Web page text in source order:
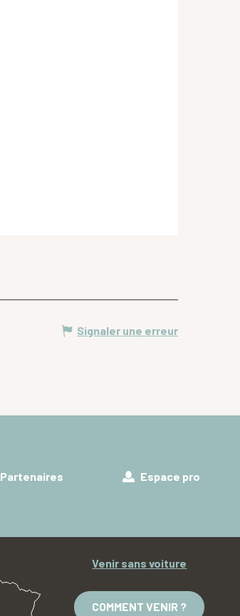
Signaler une erreur
Partenaires Espace pro
Venir sans voiture
COMMENT VENIR ?